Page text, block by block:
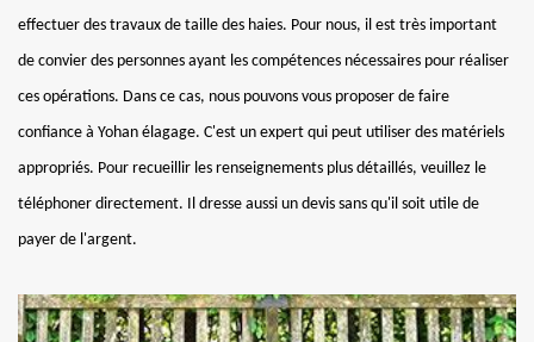
effectuer des travaux de taille des haies. Pour nous, il est très important
de convier des personnes ayant les compétences nécessaires pour réaliser
ces opérations. Dans ce cas, nous pouvons vous proposer de faire
confiance à Yohan élagage. C'est un expert qui peut utiliser des matériels
appropriés. Pour recueillir les renseignements plus détaillés, veuillez le
téléphoner directement. Il dresse aussi un devis sans qu'il soit utile de
payer de l'argent.